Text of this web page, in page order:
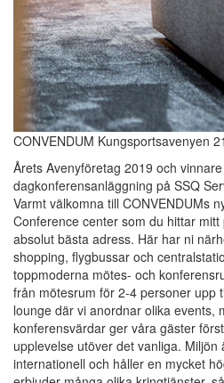
CONVENDUM Kungsportsavenyen 21
Årets Avenyföretag 2019 och
dagkonferensanläggning på SSQ
Varmt välkomna till CONVENDUMs
Conference center som du hittar
absolut bästa adress. Här har ni
shopping, flygbussar och
toppmoderna mötes- och
från mötesrum för 2-4 personer upp
lounge där vi anordnar olika events,
konferensvärdar ger våra gäster
upplevelse utöver det vanliga. Miljön
internationell och håller en mycket